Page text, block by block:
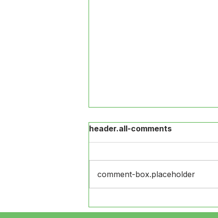
entrega equipamentos
header.all-comments
comment-box.placeholder